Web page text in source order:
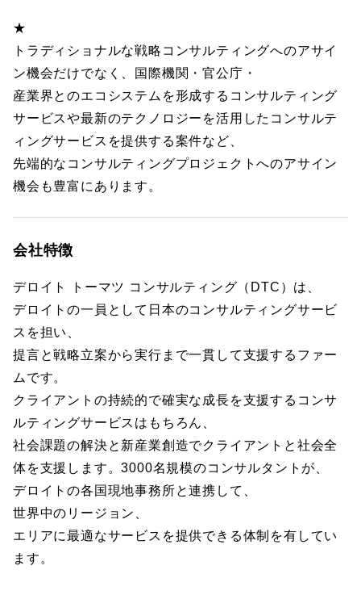
★
トラディショナルな戦略コンサルティングへのアサイ
ン機会だけでなく、国際機関・官公庁・
産業界とのエコシステムを形成するコンサルティング
サービスや最新のテクノロジーを活用したコンサルテ
ィングサービスを提供する案件など、
先端的なコンサルティングプロジェクトへのアサイン
機会も豊富にあります。
会社特徴
デロイト トーマツ コンサルティング（DTC）は、
デロイトの一員として日本のコンサルティングサービ
スを担い、
提言と戦略立案から実行まで一貫して支援するファー
ムです。
クライアントの持続的で確実な成長を支援するコンサ
ルティングサービスはもちろん、
社会課題の解決と新産業創造でクライアントと社会全
体を支援します。3000名規模のコンサルタントが、
デロイトの各国現地事務所と連携して、
世界中のリージョン、
エリアに最適なサービスを提供できる体制を有してい
ます。